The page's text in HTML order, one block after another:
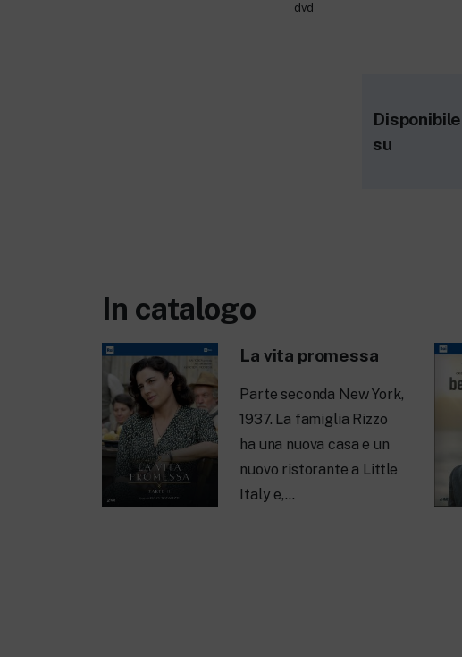
dvd
Disponibile
su
In catalogo
La vita promessa
Parte seconda New York,
1937. La famiglia Rizzo
ha una nuova casa e un
nuovo ristorante a Little
Italy e,…